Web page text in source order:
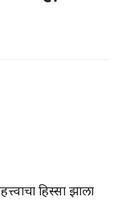
हिस्सा झाला